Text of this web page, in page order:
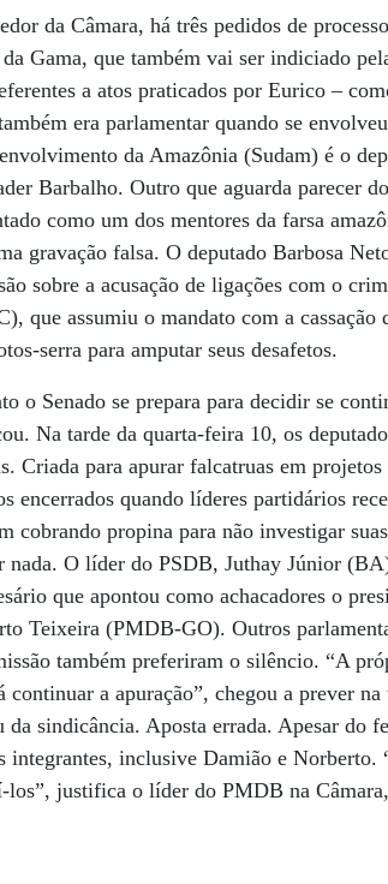
da Câmara, há três pedidos de
Gama, que também vai ser indiciado
a atos praticados por Eurico –
era parlamentar quando se
da Amazônia (Sudam) é o
Barbalho. Outro que aguarda parecer
como um dos mentores da farsa
gravação falsa. O deputado Barbosa
sobre a acusação de ligações com o
que assumiu o mandato com a
serra para amputar seus desafetos.
o Senado se prepara para decidir se
Na tarde da quarta-feira 10, os
Criada para apurar falcatruas em
encerrados quando líderes partidários
cobrando propina para não investigar
nada. O líder do PSDB, Juthay Júnior
que apontou como achacadores o
Teixeira (PMDB-GO). Outros
também preferiram o silêncio. “A
continuar a apuração”, chegou a prever
sindicância. Aposta errada. Apesar do
integrantes, inclusive Damião e Norberto.
los”, justifica o líder do PMDB na